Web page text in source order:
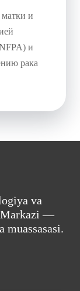
и
и
рака
va
—
muassasasi.